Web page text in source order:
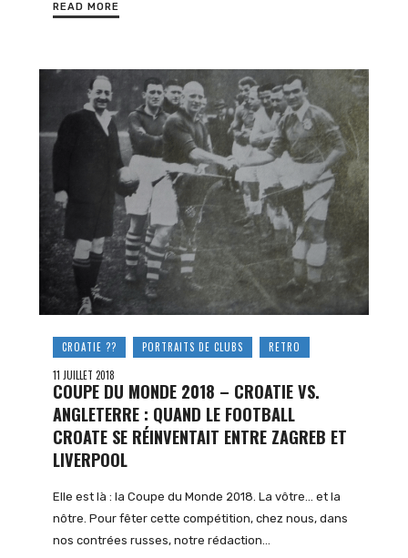
READ MORE
CROATIE ?? PORTRAITS DE CLUBS
RETRO
11 JUILLET 2018
COUPE DU MONDE 2018 – CROATIE VS.
ANGLETERRE : QUAND LE FOOTBALL
CROATE SE RÉINVENTAIT ENTRE ZAGREB ET
LIVERPOOL
Elle est là : la Coupe du Monde 2018. La vôtre… et la
nôtre. Pour fêter cette compétition, chez nous, dans
nos contrées russes, notre rédaction…